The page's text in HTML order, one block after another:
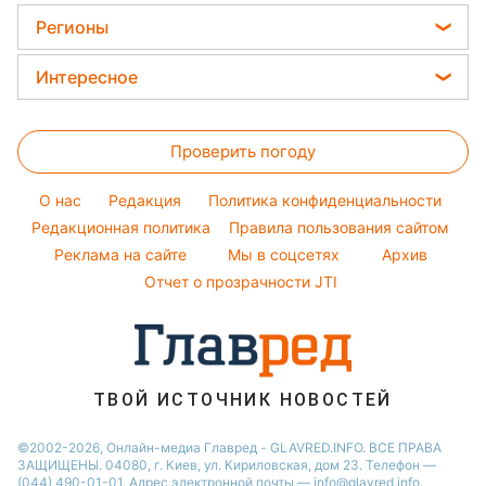
Модные ошибки
Новости моды
Советы от Андре Тана
Елена Зеленская
Ани Лорак
Кейт Миддлтон
Настя Каменских
Виталий Козловский
Потап
София Ротару
Праздничное меню
Закуски
Салаты
Простые блюда
Легкие десерты
Напитки
Регионы
Новости Харькова
Новости Львова
Новости Полтавы
Новости Днепра
Новости Сум
Новости Тернополя
Новости Черкассы
Новости Одессы
Интересное
Тесты по картинке
Оптические иллюзии
Народные приметы
Все о шоу-бизнесе
Проверить погоду
O нас Редакция
Политика конфиденциальности
Редакционная политика
Правила пользования сайтом
Реклама на сайте
Мы в соцсетях
Архив
Отчет о прозрачности JTI
ТВОЙ ИСТОЧНИК НОВОСТЕЙ
©2002-2026, Онлайн-медиа Главред - GLAVRED.INFO. ВСЕ ПРАВА
ЗАЩИЩЕНЫ. 04080, г. Киев, ул. Кириловская, дом 23. Телефон —
(044) 490-01-01. Адрес электронной почты — info@glavred.info.